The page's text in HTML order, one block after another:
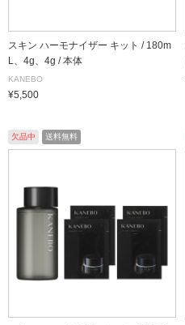
スキン ハーモナイザー キット / 180m
L、4g、4g / 本体
KANEBO
¥5,500
欠品中 送料無料